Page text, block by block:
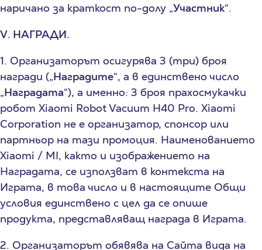
наричано за краткост по-долу „Участник“.
V. НАГРАДИ.
1. Организаторът осигурява 3 (три) броя
награди („Наградите“, а в единствено число
„Наградата“), а именно: 3 броя прахосмукачки
робот Xiaomi Robot Vacuum H40 Pro. Xiaomi
Corporation не е организатор, спонсор или
партньор на тази промоция. Наименованието
Xiaomi / MI, както и изображението на
Наградата, се използват в контекста на
Играта, в това число и в настоящите Общи
условия единствено с цел да се опише
продукта, представляващ награда в Играта.
2. Организаторът обявява на Сайтa вида на